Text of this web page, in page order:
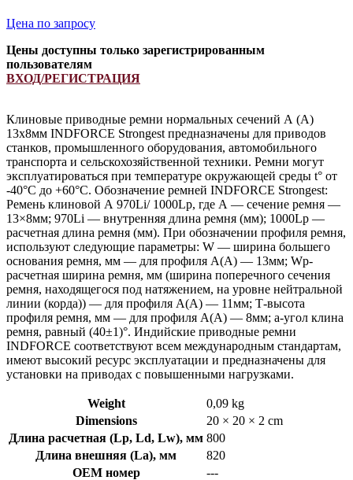
Цена по запросу
Цены доступны только зарегистрированным
пользователям
ВХОД/РЕГИСТРАЦИЯ
Клиновые приводные ремни нормальных сечений А (А)
13х8мм INDFORCE Strongest предназначены для приводов
станков, промышленного оборудования, автомобильного
транспорта и сельскохозяйственной техники. Ремни могут
эксплуатироваться при температуре окружающей среды t° от
-40°С до +60°С. Обозначение ремней INDFORCE Strongest:
Ремень клиновой А 970Li/ 1000Lp, где А — сечение ремня —
13×8мм; 970Li — внутренняя длина ремня (мм); 1000Lp —
расчетная длина ремня (мм). При обозначении профиля ремня,
используют следующие параметры: W — ширина большего
основания ремня, мм — для профиля А(А) — 13мм; Wp-
расчетная ширина ремня, мм (ширина поперечного сечения
ремня, находящегося под натяжением, на уровне нейтральной
линии (корда)) — для профиля А(А) — 11мм; Т-высота
профиля ремня, мм — для профиля А(А) — 8мм; a-угол клина
ремня, равный (40±1)°. Индийские приводные ремни
INDFORCE соответствуют всем международным стандартам,
имеют высокий ресурс эксплуатации и предназначены для
установки на приводах с повышенными нагрузками.
Weight
0,09 kg
Dimensions
20 × 20 × 2 cm
Длина расчетная (Lp, Ld, Lw), мм 800
Длина внешняя (La), мм
820
OEM номер
---